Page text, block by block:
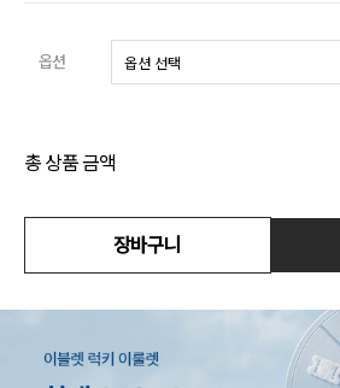
코디템
옵션
총 상품 금액
장바구니